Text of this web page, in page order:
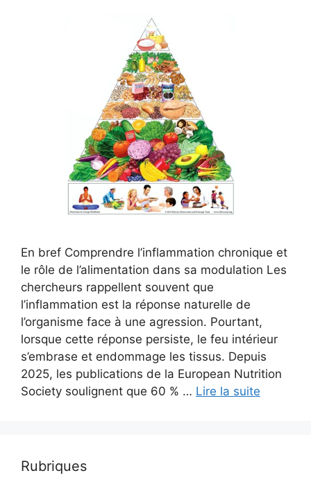
En bref Comprendre l’inflammation chronique et
le rôle de l’alimentation dans sa modulation Les
chercheurs rappellent souvent que
l’inflammation est la réponse naturelle de
l’organisme face à une agression. Pourtant,
lorsque cette réponse persiste, le feu intérieur
s’embrase et endommage les tissus. Depuis
2025, les publications de la European Nutrition
Society soulignent que 60 % … Lire la suite
Rubriques